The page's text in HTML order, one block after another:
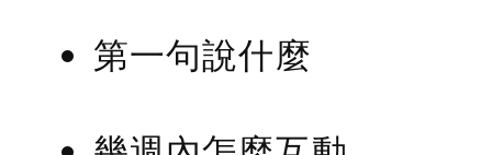
第一句說什麼